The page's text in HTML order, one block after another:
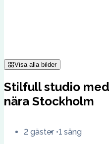
Visa alla bilder
Stilfull studio
nära Stockholm
2 gäster 1 säng